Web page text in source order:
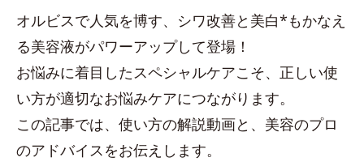
オルビスで人気を博す、シワ改善と美白*もかなえ
る美容液がパワーアップして登場！
お悩みに着目したスペシャルケアこそ、正しい使
い方が適切なお悩みケアにつながります。
この記事では、使い方の解説動画と、美容のプロ
のアドバイスをお伝えします。